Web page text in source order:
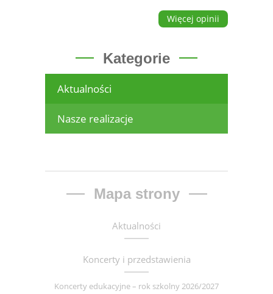
Więcej opinii
Kategorie
Aktualności
Nasze realizacje
Mapa strony
Aktualności
Koncerty i przedstawienia
Koncerty edukacyjne – rok szkolny 2026/2027